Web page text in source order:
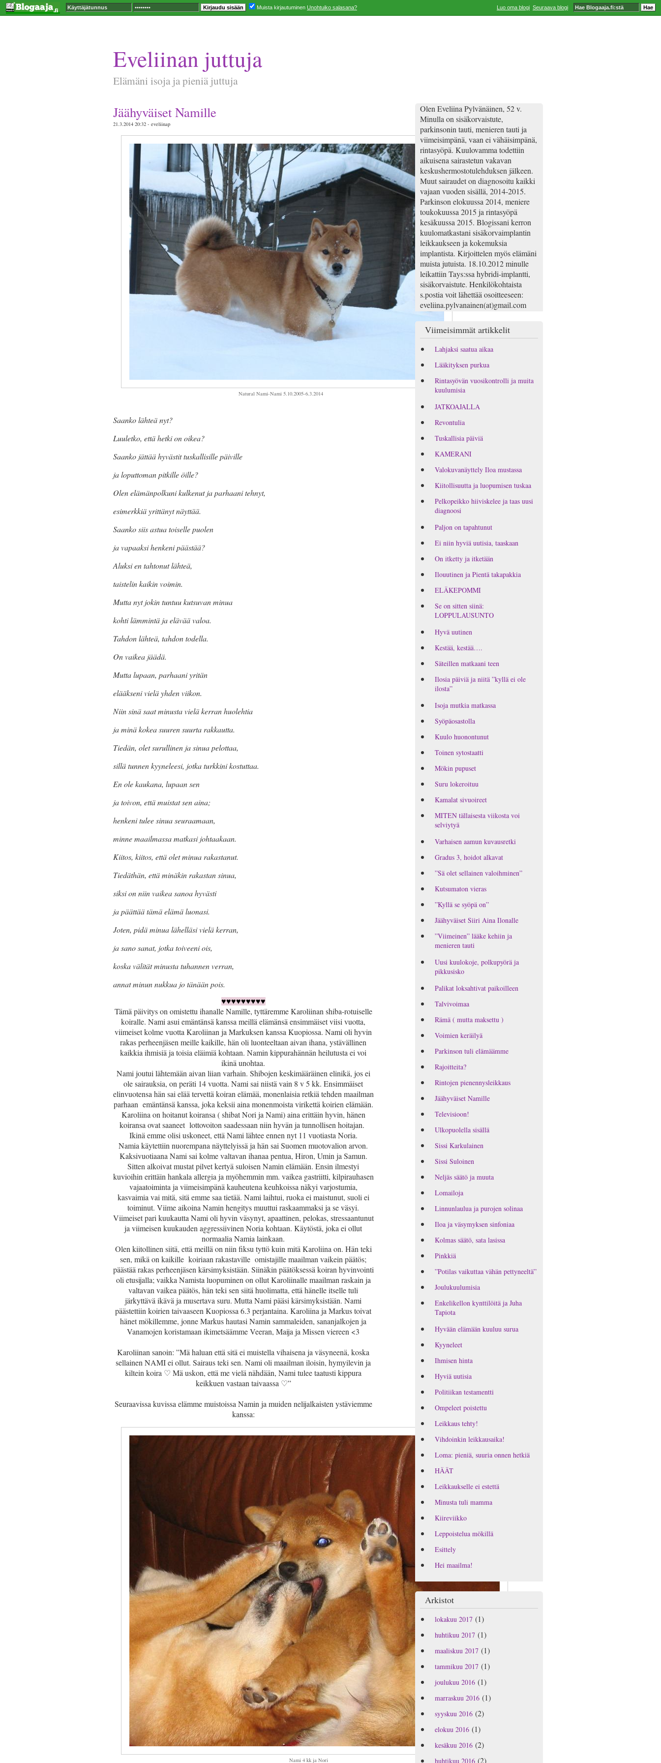
Eveliinan juttuja
Elämäni isoja ja pieniä juttuja
Jäähyväiset Namille
21.3.2014 20:32 - eveliinap
Natural Nami-Nami 5.10.2005-6.3.2014
Saanko lähteä nyt?
Luuletko, että hetki on oikea?
Saanko jättää hyvästit tuskallisille päiville
ja loputtoman pitkille öille?
Olen elämänpolkuni kulkenut ja parhaani tehnyt,
esimerkkiä yrittänyt näyttää.
Saanko siis astua toiselle puolen
ja vapaaksi henkeni päästää?
Aluksi en tahtonut lähteä,
taistelin kaikin voimin.
Mutta nyt jokin tuntuu kutsuvan minua
kohti lämmintä ja elävää valoa.
Tahdon lähteä, tahdon todella.
On vaikea jäädä.
Mutta lupaan, parhaani yritän
elääkseni vielä yhden viikon.
Niin sinä saat minusta vielä kerran huolehtia
ja minä kokea suuren suurta rakkautta.
Tiedän, olet surullinen ja sinua pelottaa,
sillä tunnen kyyneleesi, jotka turkkini kostuttaa.
En ole kaukana, lupaan sen
ja toivon, että muistat sen aina;
henkeni tulee sinua seuraamaan,
minne maailmassa matkasi johtaakaan.
Kiitos, kiitos, että olet minua rakastanut.
Tiedäthän, että minäkin rakastan sinua,
siksi on niin vaikea sanoa hyvästi
ja päättää tämä elämä luonasi.
Joten, pidä minua lähelläsi vielä kerran,
ja sano sanat, jotka toiveeni ois,
koska välität minusta tuhannen verran,
annat minun nukkua jo tänään pois.
♥♥♥♥♥♥♥♥♥
Tämä päivitys on omistettu ihanalle Namille, tyttäremme Karoliinan shiba-rotuiselle
koiralle. Nami asui emäntänsä kanssa meillä elämänsä ensimmäiset viisi vuotta,
viimeiset kolme vuotta Karoliinan ja Markuksen kanssa Kuopiossa. Nami oli hyvin
rakas perheenjäsen meille kaikille, hän oli luonteeltaan aivan ihana, ystävällinen
kaikkia ihmisiä ja toisia eläimiä kohtaan. Namin kippurahännän heilutusta ei voi
ikinä unohtaa.
Nami joutui lähtemään aivan liian varhain. Shibojen keskimääräinen elinikä, jos ei
ole sairauksia, on peräti 14 vuotta. Nami sai niistä vain 8 v 5 kk. Ensimmäiset
elinvuotensa hän sai elää tervettä koiran elämää, monenlaisia retkiä tehden maailman
parhaan emäntänsä kanssa, joka keksii aina monenmoista virikettä koirien elämään.
Karoliina on hoitanut koiransa ( shibat Nori ja Nami) aina erittäin hyvin, hänen
koiransa ovat saaneet lottovoiton saadessaan niin hyvän ja tunnollisen hoitajan.
Ikinä emme olisi uskoneet, että Nami lähtee ennen nyt 11 vuotiasta Noria.
Namia käytettiin nuorempana näyttelyissä ja hän sai Suomen muotovalion arvon.
Kaksivuotiaana Nami sai kolme valtavan ihanaa pentua, Hiron, Umin ja Samun.
Sitten alkoivat mustat pilvet kertyä suloisen Namin elämään. Ensin ilmestyi
kuvioihin erittäin hankala allergia ja myöhemmin mm. vaikea gastriitti, kilpirauhasen
vajaatoiminta ja viimeisimpänä kauheutena keuhkoissa näkyi varjostumia,
kasvaimia vai mitä, sitä emme saa tietää. Nami laihtui, ruoka ei maistunut, suoli ei
toiminut. Viime aikoina Namin hengitys muuttui raskaammaksi ja se väsyi.
Viimeiset pari kuukautta Nami oli hyvin väsynyt, apaattinen, pelokas, stressaantunut
ja viimeisen kuukauden aggressiivinen Noria kohtaan. Käytöstä, joka ei ollut
normaalia Namia lainkaan.
Olen kiitollinen siitä, että meillä on niin fiksu tyttö kuin mitä Karoliina on. Hän teki
sen, mikä on kaikille koiriaan rakastaville omistajille maailman vaikein päätös;
päästää rakas perheenjäsen kärsimyksistään. Siinäkin päätöksessä koiran hyvinvointi
oli etusijalla; vaikka Namista luopuminen on ollut Karoliinalle maailman raskain ja
valtavan vaikea päätös, hän teki sen siitä huolimatta, että hänelle itselle tuli
järkyttävä ikävä ja musertava suru. Mutta Nami pääsi kärsimyksistään. Nami
päästettiin koirien taivaaseen Kuopiossa 6.3 perjantaina. Karoliina ja Markus toivat
hänet mökillemme, jonne Markus hautasi Namin sammaleiden, sananjalkojen ja
Vanamojen koristamaan ikimetsäämme Veeran, Maija ja Missen viereen <3
Karoliinan sanoin: ”Mä haluan että sitä ei muistella vihaisena ja väsyneenä, koska
sellainen NAMI ei ollut. Sairaus teki sen. Nami oli maailman iloisin, hymyilevin ja
kiltein koira ♡ Mä uskon, että me vielä nähdään, Nami tulee taatusti kippura
keikkuen vastaan taivaassa ♡”
Seuraavissa kuvissa elämme muistoissa Namin ja muiden nelijalkaisten ystäviemme
kanssa:
Nami 4 kk ja Nori
Olen Eveliina Pylvänäinen, 52 v.
Minulla on sisäkorvaistute,
parkinsonin tauti, menieren tauti ja
viimeisimpänä, vaan ei vähäisimpänä,
rintasyöpä. Kuulovamma todettiin
aikuisena sairastetun vakavan
keskushermostotulehduksen jälkeen.
Muut sairaudet on diagnosoitu kaikki
vajaan vuoden sisällä, 2014-2015.
Parkinson elokuussa 2014, meniere
toukokuussa 2015 ja rintasyöpä
kesäkuussa 2015. Blogissani kerron
kuulomatkastani sisäkorvaimplantin
leikkaukseen ja kokemuksia
implantista. Kirjoittelen myös elämäni
muista jutuista. 18.10.2012 minulle
leikattiin Tays:ssa hybridi-implantti,
sisäkorvaistute. Henkilökohtaista
s.postia voit lähettää osoitteeseen:
eveliina.pylvanainen(at)gmail.com
Viimeisimmät artikkelit
Lahjaksi saatua aikaa
Lääkityksen purkua
Rintasyövän vuosikontrolli ja muita
kuulumisia
JATKOAJALLA
Revontulia
Tuskallisia päiviä
KAMERANI
Valokuvanäyttely Iloa mustassa
Kiitollisuutta ja luopumisen tuskaa
Pelkopeikko hiiviskelee ja taas uusi
diagnoosi
Paljon on tapahtunut
Ei niin hyviä uutisia, taaskaan
On itketty ja itketään
Ilouutinen ja Pientä takapakkia
ELÄKEPOMMI
Se on sitten siinä:
LOPPULAUSUNTO
Hyvä uutinen
Kestää, kestää….
Säteillen matkaani teen
Ilosia päiviä ja niitä ”kyllä ei ole
ilosta”
Isoja mutkia matkassa
Syöpäosastolla
Kuulo huonontunut
Toinen sytostaatti
Mökin pupuset
Suru lokeroituu
Kamalat sivuoireet
MITEN tällaisesta viikosta voi
selviytyä
Varhaisen aamun kuvausretki
Gradus 3, hoidot alkavat
”Sä olet sellainen valoihminen”
Kutsumaton vieras
”Kyllä se syöpä on”
Jäähyväiset Siiri Aina Ilonalle
”Viimeinen” lääke kehiin ja
menieren tauti
Uusi kuulokoje, polkupyörä ja
pikkusisko
Palikat loksahtivat paikoilleen
Talvivoimaa
Rämä ( mutta maksettu )
Voimien keräilyä
Parkinson tuli elämäämme
Rajoitteita?
Rintojen pienennysleikkaus
Jäähyväiset Namille
Televisioon!
Ulkopuolella sisällä
Sissi Karkulainen
Sissi Suloinen
Neljäs säätö ja muuta
Lomailoja
Linnunlaulua ja purojen solinaa
Iloa ja väsymyksen sinfoniaa
Kolmas säätö, sata lasissa
Pinkkiä
”Potilas vaikuttaa vähän pettyneeltä”
Joulukuulumisia
Enkelikellon kynttilöitä ja Juha
Tapiota
Hyvään elämään kuuluu surua
Kyyneleet
Ihmisen hinta
Hyviä uutisia
Politiikan testamentti
Ompeleet poistettu
Leikkaus tehty!
Vihdoinkin leikkausaika!
Loma: pieniä, suuria onnen hetkiä
HÄÄT
Leikkaukselle ei estettä
Minusta tuli mamma
Kiireviikko
Leppoistelua mökillä
Esittely
Hei maailma!
Arkistot
lokakuu 2017(1)
huhtikuu 2017(1)
maaliskuu 2017(1)
tammikuu 2017(1)
joulukuu 2016(1)
marraskuu 2016(1)
syyskuu 2016(2)
elokuu 2016(1)
kesäkuu 2016(2)
huhtikuu 2016(2)
Muista kirjautuminen Unohtuiko salasana? Luo oma blogi Seuraava blogi